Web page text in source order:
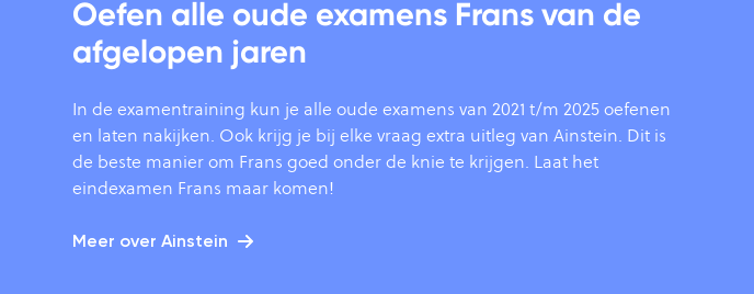
Oefen alle oude examens Frans van de
afgelopen jaren
In de examentraining kun je alle oude examens van 2021 t/m 2025 oefenen
en laten nakijken. Ook krijg je bij elke vraag extra uitleg van Ainstein. Dit is
de beste manier om Frans goed onder de knie te krijgen. Laat het
eindexamen Frans maar komen!
Meer over Ainstein